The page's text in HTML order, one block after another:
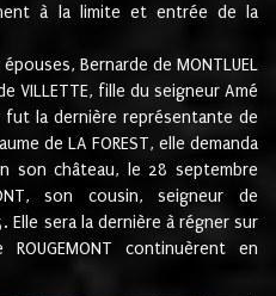
à la limite et entrée de la
Bernarde de MONTLUEL
VILLETTE, fille du seigneur Amé
la dernière représentante de
de LA FOREST, elle demanda
son château, le 28 septembre
son cousin, seigneur de
Elle sera la dernière à régner sur
continuèrent en